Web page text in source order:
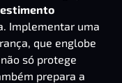
Implementar uma
que englobe
só protege
prepara a